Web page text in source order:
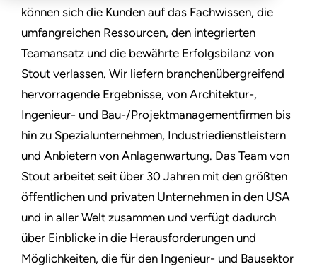
können sich die Kunden auf das Fachwissen, die
umfangreichen Ressourcen, den integrierten
Teamansatz und die bewährte Erfolgsbilanz von
Stout verlassen. Wir liefern branchenübergreifend
hervorragende Ergebnisse, von Architektur-,
Ingenieur- und Bau-/Projektmanagementfirmen bis
hin zu Spezialunternehmen, Industriedienstleistern
und Anbietern von Anlagenwartung. Das Team von
Stout arbeitet seit über 30 Jahren mit den größten
öffentlichen und privaten Unternehmen in den USA
und in aller Welt zusammen und verfügt dadurch
über Einblicke in die Herausforderungen und
Möglichkeiten, die für den Ingenieur- und Bausektor